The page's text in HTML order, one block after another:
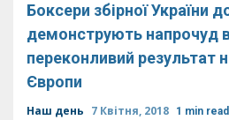
Боксери збірної України
демонструють напрочуд
переконливий результат
Європи
Наш день 7 Квітня, 2018 1 min read